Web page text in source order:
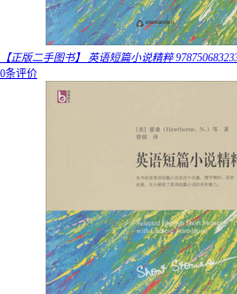
【正版二手图书】 英语短篇小说精粹
0条评价